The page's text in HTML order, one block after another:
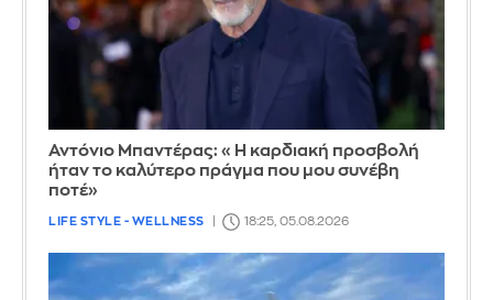
Αντόνιο Μπαντέρας: «Η καρδιακή προσβολή
ήταν το καλύτερο πράγμα που μου συνέβη
ποτέ»
LIFE STYLE - WELLNESS 18:25, 05.08.2026